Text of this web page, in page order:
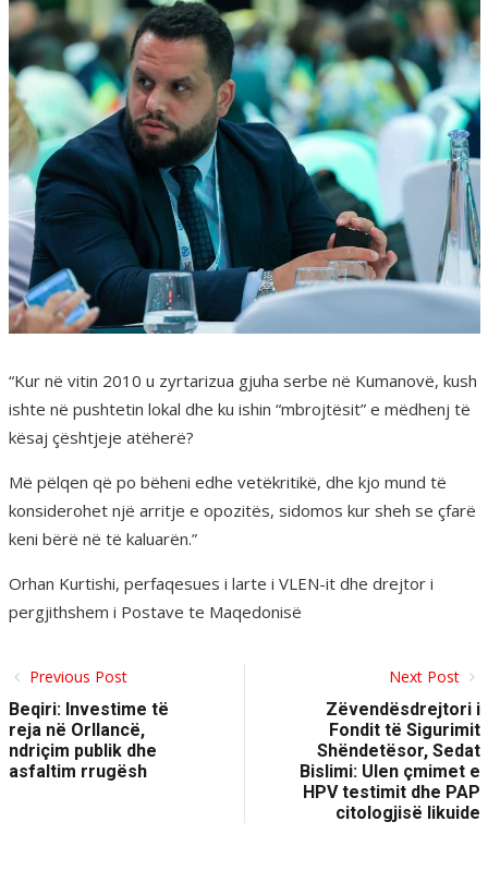
“Kur në vitin 2010 u zyrtarizua gjuha serbe në Kumanovë, kush
ishte në pushtetin lokal dhe ku ishin “mbrojtësit” e mëdhenj të
kësaj çështjeje atëherë?
Më pëlqen që po bëheni edhe vetëkritikë, dhe kjo mund të
konsiderohet një arritje e opozitës, sidomos kur sheh se çfarë
keni bërë në të kaluarën.”
Orhan Kurtishi, perfaqesues i larte i VLEN-it dhe drejtor i
pergjithshem i Postave te Maqedonisë
Previous Post
Beqiri: Investime të
reja në Orllancë,
ndriçim publik dhe
asfaltim rrugësh
Next Post
Zëvendësdrejtori i
Fondit të Sigurimit
Shëndetësor, Sedat
Bislimi: Ulen çmimet e
HPV testimit dhe PAP
citologjisë likuide